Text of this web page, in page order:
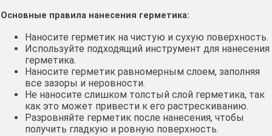
Основные правила нанесения герметика:
Наносите герметик на чистую и сухую поверхность․
Используйте подходящий инструмент для нанесения
герметика․
Наносите герметик равномерным слоем, заполняя
все зазоры и неровности․
Не наносите слишком толстый слой герметика, так
как это может привести к его растрескиванию․
Разровняйте герметик после нанесения, чтобы
получить гладкую и ровную поверхность․